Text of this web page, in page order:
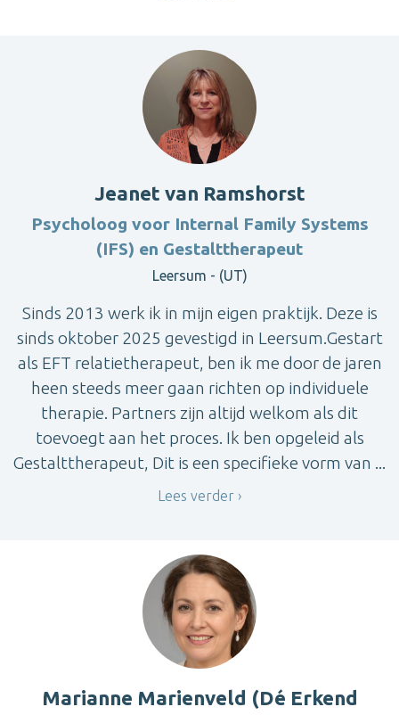
Jeanet van Ramshorst
Psycholoog voor Internal Family Systems
(IFS) en Gestalttherapeut
Leersum - (UT)
Sinds 2013 werk ik in mijn eigen praktijk. Deze is
sinds oktober 2025 gevestigd in Leersum.Gestart
als EFT relatietherapeut, ben ik me door de jaren
heen steeds meer gaan richten op individuele
therapie. Partners zijn altijd welkom als dit
toevoegt aan het proces. Ik ben opgeleid als
Gestalttherapeut, Dit is een specifieke vorm van ...
Lees verder
Marianne Marienveld (Dé Erkend